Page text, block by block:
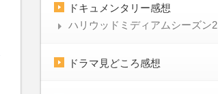
ドキュメンタリー感想
ハリウッドミディアムシーズン2
ドラマ見どころ感想